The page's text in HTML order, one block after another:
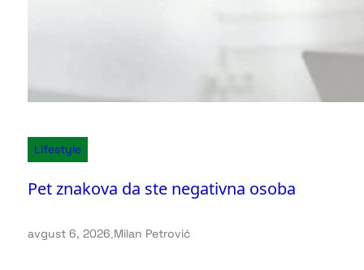
Lifestyle
Pet znakova da ste negativna osoba
avgust 6, 2026.Milan Petrović